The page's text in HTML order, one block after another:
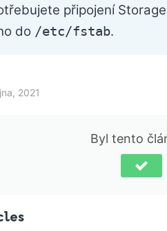
připojení
do /etc/fstab.
2021
Byl tento